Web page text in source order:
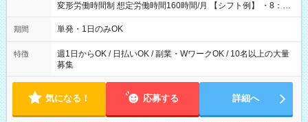
変形労働時間制 想定労働時間160時間/月 【シフト例】 ・8：00
～21：00
期間 単発・1日のみOK
特徴
週1日からOK / 日払いOK / 副業・WワークOK / 10名以上の大量
募集
気になる！ 応募する 詳細へ